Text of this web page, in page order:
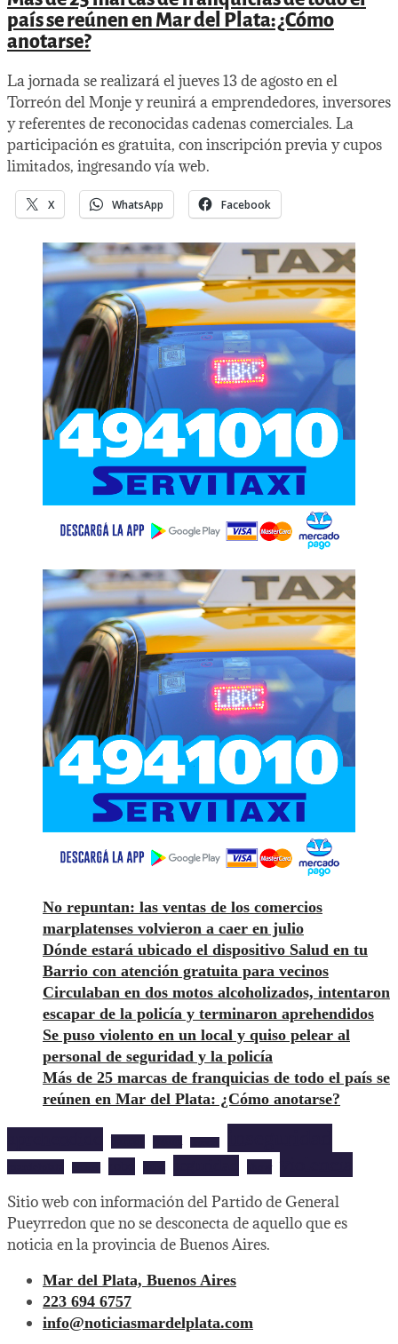
país se reúnen en Mar del Plata: ¿Cómo
anotarse?
La jornada se realizará el jueves 13 de agosto en el
Torreón del Monje y reunirá a emprendedores, inversores
y referentes de reconocidas cadenas comerciales. La
participación es gratuita, con inscripción previa y cupos
limitados, ingresando vía web.
X WhatsApp Facebook
No repuntan: las ventas de los comercios
marplatenses volvieron a caer en julio
Dónde estará ubicado el dispositivo Salud en tu
Barrio con atención gratuita para vecinos
Circulaban en dos motos alcoholizados, intentaron
escapar de la policía y terminaron aprehendidos
Se puso violento en un local y quiso pelear al
personal de seguridad y la policía
Más de 25 marcas de franquicias de todo el país se
reúnen en Mar del Plata: ¿Cómo anotarse?
Sitio web con información del Partido de General
Pueyrredon que no se desconecta de aquello que es
noticia en la provincia de Buenos Aires.
Mar del Plata, Buenos Aires
223 694 6757
info@noticiasmardelplata.com